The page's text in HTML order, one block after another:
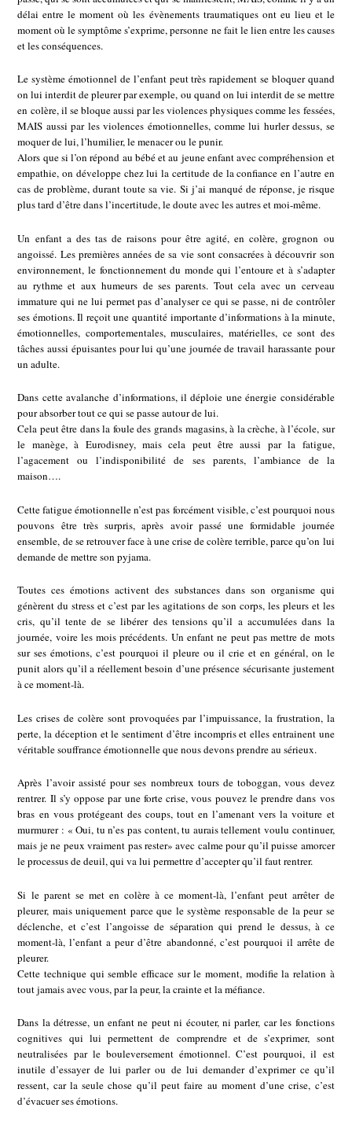
délai entre le moment où les évènements traumatiques ont eu lieu et le
moment où le symptôme s’exprime, personne ne fait le lien entre les causes
et les conséquences.
Le système émotionnel de l’enfant peut très rapidement se bloquer quand
on lui interdit de pleurer par exemple, ou quand on lui interdit de se mettre
en colère, il se bloque aussi par les violences physiques comme les fessées,
MAIS aussi par les violences émotionnelles, comme lui hurler dessus, se
moquer de lui, l’humilier, le menacer ou le punir.
Alors que si l’on répond au bébé et au jeune enfant avec compréhension et
empathie, on développe chez lui la certitude de la confiance en l’autre en
cas de problème, durant toute sa vie. Si j’ai manqué de réponse, je risque
plus tard d’être dans l’incertitude, le doute avec les autres et moi-même.
Un enfant a des tas de raisons pour être agité, en colère, grognon ou
angoissé. Les premières années de sa vie sont consacrées à découvrir son
environnement, le fonctionnement du monde qui l’entoure et à s’adapter
au rythme et aux humeurs de ses parents. Tout cela avec un cerveau
immature qui ne lui permet pas d’analyser ce qui se passe, ni de contrôler
ses émotions. Il reçoit une quantité importante d’informations à la minute,
émotionnelles, comportementales, musculaires, matérielles, ce sont des
tâches aussi épuisantes pour lui qu’une journée de travail harassante pour
un adulte.
Dans cette avalanche d’informations, il déploie une énergie considérable
pour absorber tout ce qui se passe autour de lui.
Cela peut être dans la foule des grands magasins, à la crèche, à l’école, sur
le manège, à Eurodisney, mais cela peut être aussi par la fatigue,
l’agacement ou l’indisponibilité de ses parents, l’ambiance de la
maison….
Cette fatigue émotionnelle n’est pas forcément visible, c’est pourquoi nous
pouvons être très surpris, après avoir passé une formidable journée
ensemble, de se retrouver face à une crise de colère terrible, parce qu’on lui
demande de mettre son pyjama.
Toutes ces émotions activent des substances dans son organisme qui
génèrent du stress et c’est par les agitations de son corps, les pleurs et les
cris, qu’il tente de se libérer des tensions qu’il a accumulées dans la
journée, voire les mois précédents. Un enfant ne peut pas mettre de mots
sur ses émotions, c’est pourquoi il pleure ou il crie et en général, on le
punit alors qu’il a réellement besoin d’une présence sécurisante justement
à ce moment-là.
Les crises de colère sont provoquées par l’impuissance, la frustration, la
perte, la déception et le sentiment d’être incompris et elles entrainent une
véritable souffrance émotionnelle que nous devons prendre au sérieux.
Après l’avoir assisté pour ses nombreux tours de toboggan, vous devez
rentrer. Il s’y oppose par une forte crise, vous pouvez le prendre dans vos
bras en vous protégeant des coups, tout en l’amenant vers la voiture et
murmurer : « Oui, tu n’es pas content, tu aurais tellement voulu continuer,
mais je ne peux vraiment pas rester» avec calme pour qu’il puisse amorcer
le processus de deuil, qui va lui permettre d’accepter qu’il faut rentrer.
Si le parent se met en colère à ce moment-là, l’enfant peut arrêter de
pleurer, mais uniquement parce que le système responsable de la peur se
déclenche, et c’est l’angoisse de séparation qui prend le dessus, à ce
moment-là, l’enfant a peur d’être abandonné, c’est pourquoi il arrête de
pleurer.
Cette technique qui semble efficace sur le moment, modifie la relation à
tout jamais avec vous, par la peur, la crainte et la méfiance.
Dans la détresse, un enfant ne peut ni écouter, ni parler, car les fonctions
cognitives qui lui permettent de comprendre et de s’exprimer, sont
neutralisées par le bouleversement émotionnel. C’est pourquoi, il est
inutile d’essayer de lui parler ou de lui demander d’exprimer ce qu’il
ressent, car la seule chose qu’il peut faire au moment d’une crise, c’est
d’évacuer ses émotions.